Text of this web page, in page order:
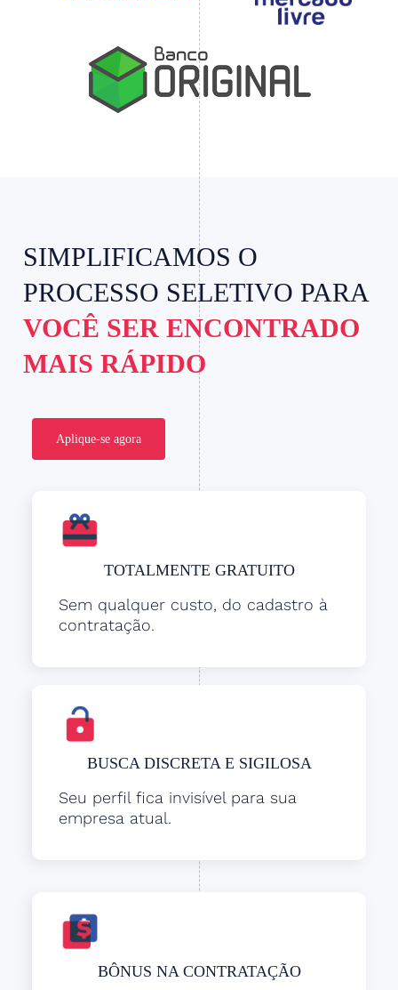
SIMPLIFICAMOS O
PROCESSO SELETIVO PARA
VOCÊ SER ENCONTRADO
MAIS RÁPIDO
Aplique-se agora
TOTALMENTE GRATUITO
Sem qualquer custo, do cadastro à
contratação.
BUSCA DISCRETA E SIGILOSA
Seu perfil fica invisível para sua
empresa atual.
BÔNUS NA CONTRATAÇÃO